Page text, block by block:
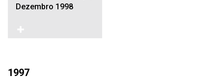
Dezembro 1998
1997